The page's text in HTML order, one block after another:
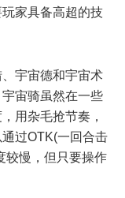
家具备高超的技
宇宙德和宇宙术
宙骑虽然在一些
用杂毛抢节奏，
过OTK(一回合击
较慢，但只要操作